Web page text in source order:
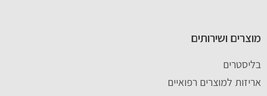
מוצרים ושירותים
בליסטרים
אריזות למוצרים רפואיים